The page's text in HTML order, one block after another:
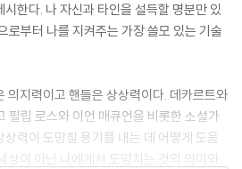
한다. 나 자신과 타인을 설득할 명분만 있
로부터 나를 지켜주는 가장 쓸모 있는 기술
의지력이고 핸들은 상상력이다. 데카르트와
필립 로스와 이언 매큐언을 비롯한 소설가
력이 도망칠 용기를 내는 데 어떻게 도움
상이 아닌 나에게서 도망치는 것의 의미와